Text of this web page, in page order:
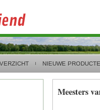
NIEUWE
Meesters